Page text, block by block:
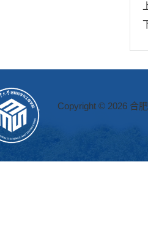
Copyright © 2026 合